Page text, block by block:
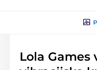
Lola Games